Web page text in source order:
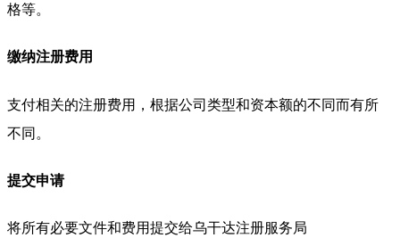
格等。
缴纳注册费用
支付相关的注册费用，根据公司类型和资本额的不同而有所
不同。
提交申请
将所有必要文件和费用提交给乌干达注册服务局